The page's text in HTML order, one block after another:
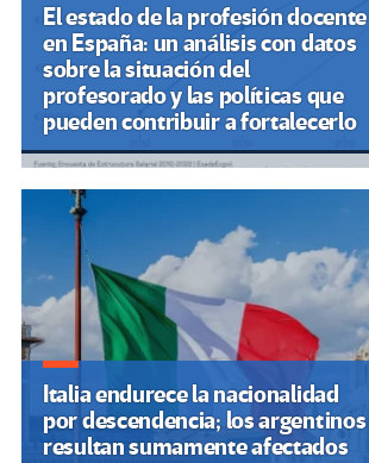
El estado de la profesión docente
en España: un análisis con datos
sobre la situación del
profesorado y las políticas que
pueden contribuir a fortalecerlo
Italia endurece la nacionalidad
por descendencia; los argentinos
resultan sumamente afectados